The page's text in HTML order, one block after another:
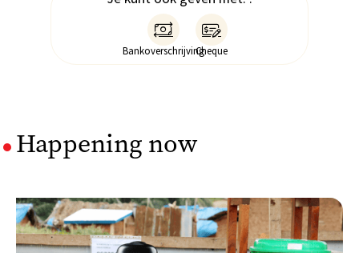

Bankoverschrijving

Cheque
Happening now